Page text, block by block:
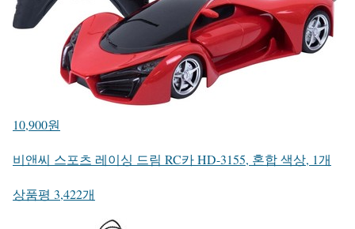
10,900원
비앤씨 스포츠 레이싱 드림 RC카 HD-3155, 혼합 색상, 1개
상품평 3,422개